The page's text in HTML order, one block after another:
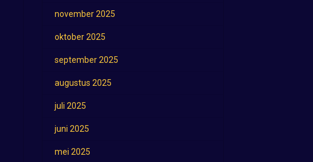
november 2025
oktober 2025
september 2025
augustus 2025
juli 2025
juni 2025
mei 2025